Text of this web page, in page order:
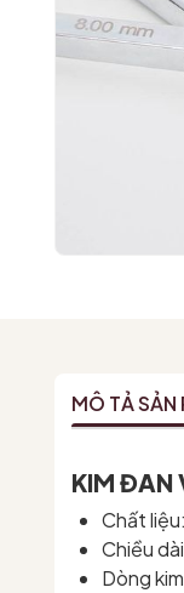
MÔ TẢ SẢN
KIM ĐAN
Chất
Chiều
Dòng